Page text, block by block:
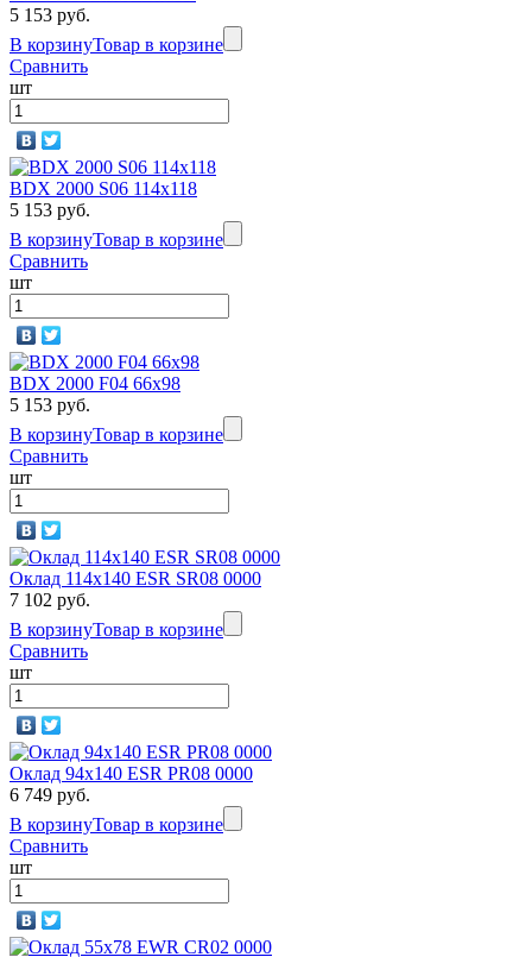
5 153 руб.
В корзинуТовар в корзине
Сравнить
шт
BDX 2000 S06 114х118
5 153 руб.
В корзинуТовар в корзине
Сравнить
шт
BDX 2000 F04 66х98
5 153 руб.
В корзинуТовар в корзине
Сравнить
шт
Оклад 114х140 ESR SR08 0000
7 102 руб.
В корзинуТовар в корзине
Сравнить
шт
Оклад 94x140 ESR PR08 0000
6 749 руб.
В корзинуТовар в корзине
Сравнить
шт